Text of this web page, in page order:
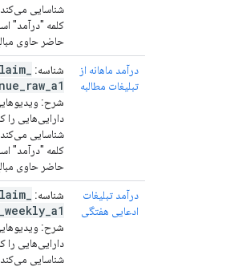
شناسایی
کلمه "درآمد"
حاضر حاوی
درآمد ماهانه از
تبلیغات مطالبه
شناسه:
raw a1
شرح:
دارایی‌هایی را
شناسایی
کلمه "درآمد"
حاضر حاوی
درآمد تبلیغات
ادعایی هفتگی
شناسه:
weekly a1
شرح:
دارایی‌هایی را
شناسایی